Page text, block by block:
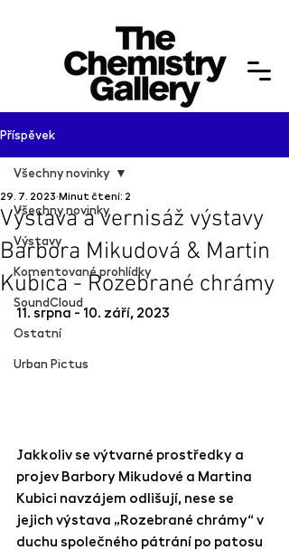
Příspěvek
Všechny novinky
Výstavy
Komentované prohlídky
SoundCloud
Ostatní
Urban Pictus
Všechny novinky
Výstava a vernisáž výstavy
Barbora Mikudová & Martin
Kubica - Rozebrané chrámy
29. 7. 2023 Minut čtení: 2
11. srpna - 10. září, 2023
Jakkoliv se výtvarné prostředky a
projev Barbory Mikudové a Martina
Kubici navzájem odlišují, nese se
jejich výstava „Rozebrané chrámy“ v
duchu společného pátrání po patosu